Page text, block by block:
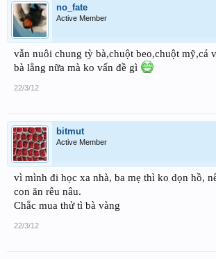
no_fate
Active Member
vẫn nuôi chung tỳ bà,chuột beo,chuột mỹ,cá
bà lằng nữa mà ko vấn đề gì
22/3/12
bitmut
Active Member
vì mình đi học xa nhà, ba mẹ thì ko dọn hồ,
con ăn rêu nâu.
Chắc mua thử tì bà vàng
22/3/12